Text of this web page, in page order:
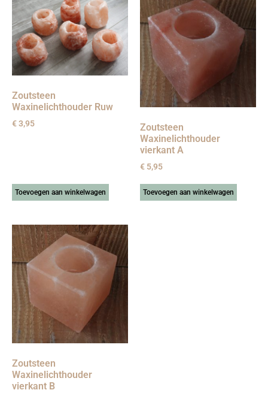
Zoutsteen
Waxinelichthouder Ruw
€3,95
Toevoegen aan winkelwagen
Zoutsteen
Waxinelichthouder
vierkant A
€ 5,95
Toevoegen aan winkelwagen
Zoutsteen
Waxinelichthouder
vierkant B